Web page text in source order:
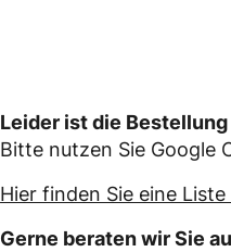
Leider ist die
Bitte nutzen Sie Google
Hier finden Sie eine
Gerne beraten wir Sie